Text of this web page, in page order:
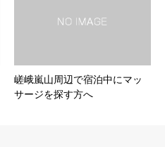
嵯峨嵐山周辺で宿泊中にマッ
サージを探す方へ